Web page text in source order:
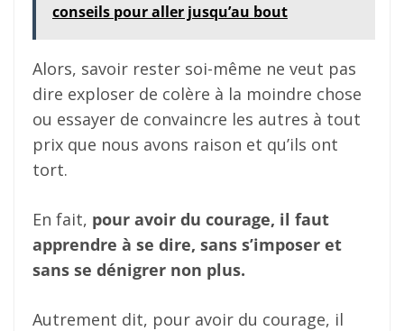
conseils pour aller jusqu’au bout
Alors, savoir rester soi-même ne veut pas
dire exploser de colère à la moindre chose
ou essayer de convaincre les autres à tout
prix que nous avons raison et qu’ils ont
tort.
En fait, pour avoir du courage, il faut
apprendre à se dire, sans s’imposer et
sans se dénigrer non plus.
Autrement dit, pour avoir du courage, il